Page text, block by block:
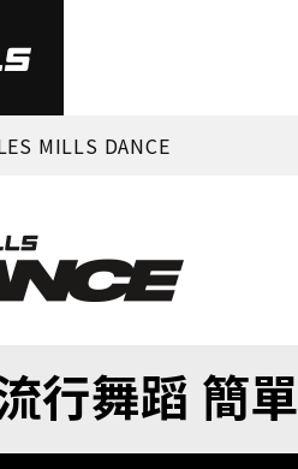
MILLS DANCE
行舞蹈 簡